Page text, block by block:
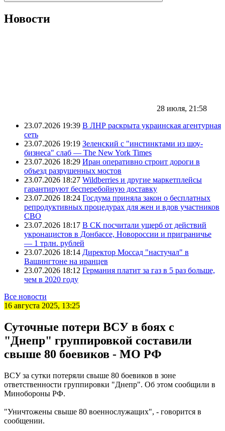
Новости
28 июля, 21:58
23.07.2026 19:39 В ЛНР раскрыта украинская агентурная
сеть
23.07.2026 19:19 Зеленский с "инстинктами из шоу-
бизнеса" слаб — The New York Times
23.07.2026 18:29 Иран оперативно строит дороги в
объезд разрушенных мостов
23.07.2026 18:27 Wildberries и другие маркетплейсы
гарантируют бесперебойную доставку
23.07.2026 18:24 Госдума приняла закон о бесплатных
репродуктивных процедурах для жен и вдов участников
СВО
23.07.2026 18:17 В СК посчитали ущерб от действий
укронацистов в Донбассе, Новороссии и приграничье
— 1 трлн. рублей
23.07.2026 18:14 Директор Моссад "настучал" в
Вашингтоне на иранцев
23.07.2026 18:12 Германия платит за газ в 5 раз больше,
чем в 2020 году
Все новости
16 августа 2025, 13:25
Суточные потери ВСУ в боях с
"Днепр" группировкой составили
свыше 80 боевиков - МО РФ
ВСУ за сутки потеряли свыше 80 боевиков в зоне
ответственности группировки "Днепр". Об этом сообщили в
Минобороны РФ.
"Уничтожены свыше 80 военнослужащих", - говорится в
сообщении.